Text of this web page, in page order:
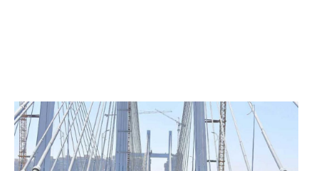
الرئيس عبد الفتاح السيسي يفتتح محور روض الفرج
وكوبري تحيا مصر